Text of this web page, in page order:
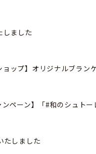
しました
ップ】オリジナルブラン
ペーン】「#和のシュトー
たしました